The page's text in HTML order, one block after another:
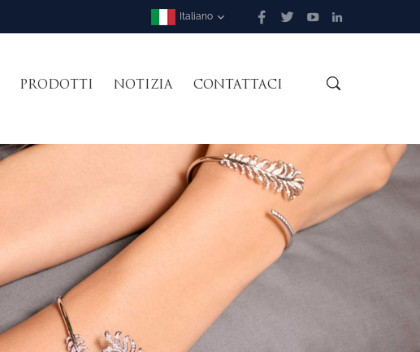
Italiano
PRODOTTI NOTIZIA CONTATTACI